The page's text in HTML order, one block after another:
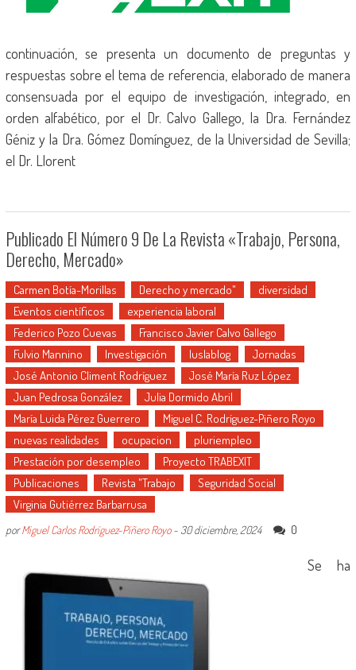
continuación, se presenta un documento de preguntas y
respuestas sobre el tema de referencia, elaborado de manera
consensuada por el equipo de investigación, integrado, en
orden alfabético, por el Dr. Calvo Gallego, la Dra. Fernández
Géniz y la Dra. Gómez Domínguez, de la Universidad de Sevilla;
el Dr. Llorent
Publicado El Número 9 De La Revista «Trabajo, Persona,
Derecho, Mercado»
Carmen Botía-Morillas Derecho y mercado"
diversidad
Eventos científicos
experiencia laboral
Federico Pozo Cuevas
Francisco Javier Calvo Gallego
Fulvio Mannino
Investigación Iuslablog
Jornadas
José Antonio Climent Rodríguez
José María Ruz López
Juan Pedrosa González
Julia Dormido Abril
María Luida Pérez Guerrero
Miguel C. Rodríguez-Piñero Royo
nuevas realidades
ocupacion
pluriempleo
Prestación por desempleo
Proyecto TRABEXIT
Publicaciones
Revista "Trabajo
Seguridad Social
Virginia Gutiérrez Barbarrusa
porMiguel Carlos Rodríguez-Piñero Royo- 30 diciembre, 2024 0
Se ha